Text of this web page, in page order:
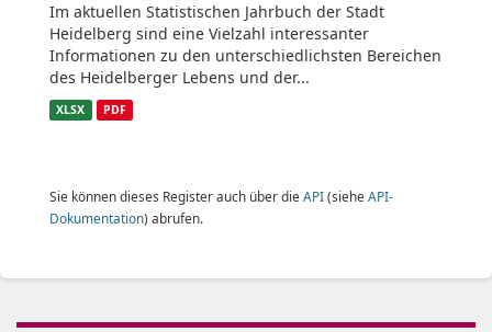
Im aktuellen Statistischen Jahrbuch der Stadt
Heidelberg sind eine Vielzahl interessanter
Informationen zu den unterschiedlichsten Bereichen
des Heidelberger Lebens und der...
XLSX PDF
Sie können dieses Register auch über die API(siehe API-
Dokumentation) abrufen.